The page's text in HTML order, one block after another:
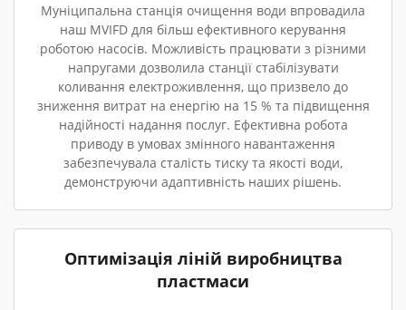
Муніципальна станція очищення води впровадила
наш MVIFD для більш ефективного керування
роботою насосів. Можливість працювати з різними
напругами дозволила станції стабілізувати
коливання електроживлення, що призвело до
зниження витрат на енергію на 15 % та підвищення
надійності надання послуг. Ефективна робота
приводу в умовах змінного навантаження
забезпечувала сталість тиску та якості води,
демонструючи адаптивність наших рішень.
Оптимізація ліній виробництва
пластмаси